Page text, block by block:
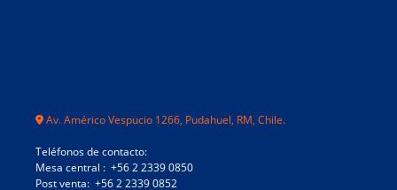
Av. Américo Vespucio 1266, Pudahuel, RM, Chile.
Teléfonos de contacto:
Mesa central : +56 2 2339 0850
Post venta: +56 2 2339 0852